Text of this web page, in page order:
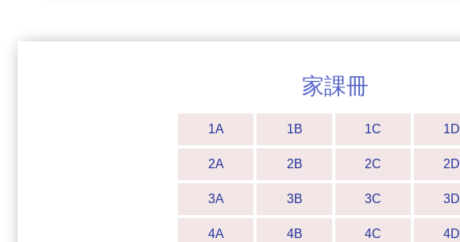
家課冊
1A 1B 1C 1D
2A 2B 2C 2D
3A 3B 3C 3D
4A 4B 4C 4D